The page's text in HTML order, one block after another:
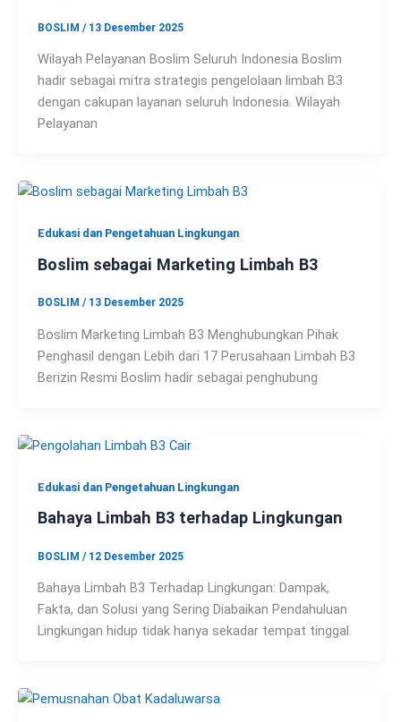
BOSLIM / 13 Desember 2025
Wilayah Pelayanan Boslim Seluruh Indonesia Boslim
hadir sebagai mitra strategis pengelolaan limbah B3
dengan cakupan layanan seluruh Indonesia. Wilayah
Pelayanan
Edukasi dan Pengetahuan Lingkungan
Boslim sebagai Marketing Limbah B3
BOSLIM / 13 Desember 2025
Boslim Marketing Limbah B3 Menghubungkan Pihak
Penghasil dengan Lebih dari 17 Perusahaan Limbah B3
Berizin Resmi Boslim hadir sebagai penghubung
Edukasi dan Pengetahuan Lingkungan
Bahaya Limbah B3 terhadap Lingkungan
BOSLIM / 12 Desember 2025
Bahaya Limbah B3 Terhadap Lingkungan: Dampak,
Fakta, dan Solusi yang Sering Diabaikan Pendahuluan
Lingkungan hidup tidak hanya sekadar tempat tinggal.